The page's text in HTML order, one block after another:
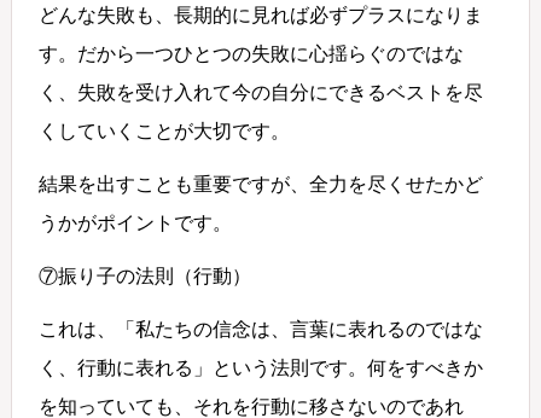
どんな失敗も、長期的に見れば必ずプラスになりま
す。だから一つひとつの失敗に心揺らぐのではな
く、失敗を受け入れて今の自分にできるベストを尽
くしていくことが大切です。
結果を出すことも重要ですが、全力を尽くせたかど
うかがポイントです。
⑦振り子の法則（行動）
これは、「私たちの信念は、言葉に表れるのではな
く、行動に表れる」という法則です。何をすべきか
を知っていても、それを行動に移さないのであれ